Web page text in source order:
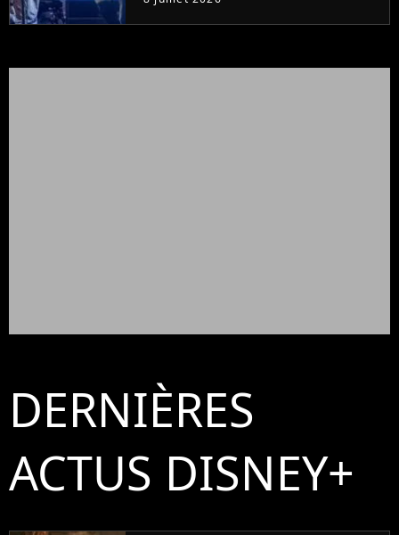
Oasis
DERNIÈRES
ACTUS DISNEY+